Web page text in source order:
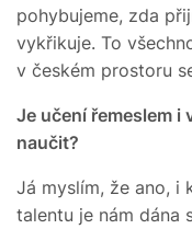
pohybujeme, zda
vykřikuje. To
v českém prostoru
Je učení řemeslem i
naučit?
Já myslím, že ano, i
talentu je nám dána